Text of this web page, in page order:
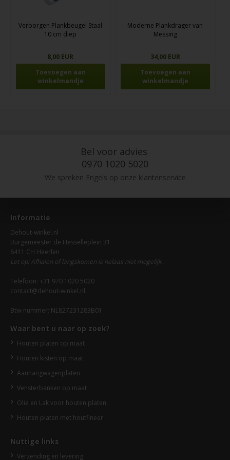
Verborgen Plankbeugel Staal
10 cm diep
8,00 EUR
Moderne Plankdrager van
Messing
34,00 EUR
Bel voor advies
0970 1020 5020
We spreken Engels op onze klantenservice
Informatie
Dehout-winkel.nl
Burgemeester de Hesselleplein 31
6411 CH Heerlen
Let op: Afhalen of langskomen is helaas niet mogelijk.
Telefoon: +31 970 1020 5020
contact@dehout-winkel.nl
Btw-nummer: NL827231283B01
Waar bent u naar op zoek?
Houten platen op maat
Houten kisten op maat
Aanhangwagenplaten
Vensterbanken op maat
Olie en Lak voor houten platen
Houten platen met houtfineer
Nuttige links
Verzending en levering